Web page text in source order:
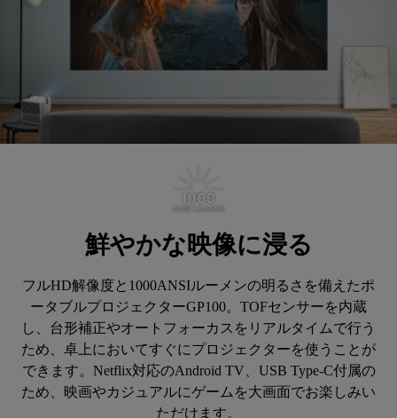
鮮やかな映像に浸る
フルHD解像度と1000ANSIルーメンの明るさを備えたポ
ータブルプロジェクターGP100。TOFセンサーを内蔵
し、台形補正やオートフォーカスをリアルタイムで行う
ため、卓上においてすぐにプロジェクターを使うことが
できます。Netflix対応のAndroid TV、USB Type-C付属の
ため、映画やカジュアルにゲームを大画面でお楽しみい
ただけます。